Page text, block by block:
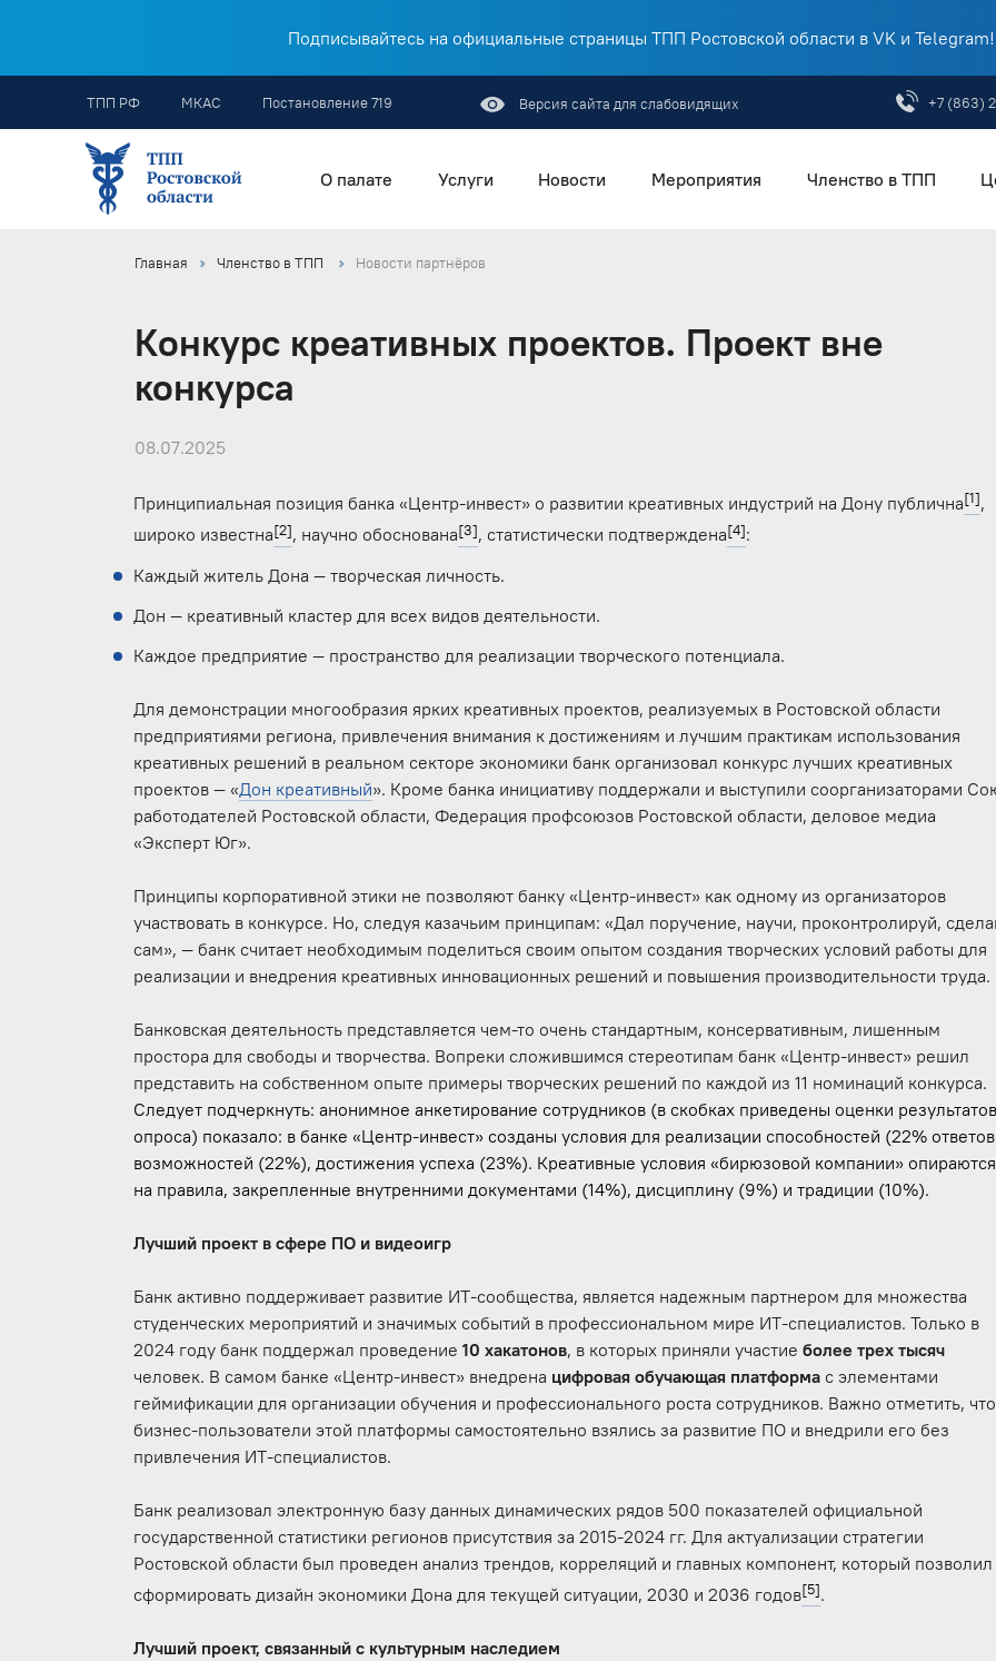
Подписывайтесь на официальные страницы ТПП Ростовской области в VK и
ТПП РФ МКАС Постановление 719 Версия сайта для слабовидящих +7 (863)
О палате Услуги Новости Мероприятия Членство в ТПП
Главная Членство в ТПП Новости партнёров
Конкурс креативных проектов. Проект вне
конкурса
08.07.2025
Принципиальная позиция банка «Центр-инвест» о развитии креативных индустрий на Дону публична[1],
широко известна[2], научно обоснована[3], статистически подтверждена[4]:
Каждый житель Дона — творческая личность.
Дон — креативный кластер для всех видов деятельности.
Каждое предприятие — пространство для реализации творческого потенциала.
Для демонстрации многообразия ярких креативных проектов, реализуемых в Ростовской области
предприятиями региона, привлечения внимания к достижениям и лучшим практикам использования
креативных решений в реальном секторе экономики банк организовал конкурс лучших креативных
проектов — «Дон креативный». Кроме банка инициативу поддержали и выступили соорганизаторами
работодателей Ростовской области, Федерация профсоюзов Ростовской области, деловое медиа
«Эксперт Юг».
Принципы корпоративной этики не позволяют банку «Центр-инвест» как одному из организаторов
участвовать в конкурсе. Но, следуя казачьим принципам: «Дал поручение, научи, проконтролируй,
сам», — банк считает необходимым поделиться своим опытом создания творческих условий работы для
реализации и внедрения креативных инновационных решений и повышения производительности труда.
Банковская деятельность представляется чем-то очень стандартным, консервативным, лишенным
простора для свободы и творчества. Вопреки сложившимся стереотипам банк «Центр-инвест» решил
представить на собственном опыте примеры творческих решений по каждой из 11 номинаций конкурса.
Следует подчеркнуть: анонимное анкетирование сотрудников (в скобках приведены оценки
опроса) показало: в банке «Центр-инвест» созданы условия для реализации способностей (22%
возможностей (22%), достижения успеха (23%). Креативные условия «бирюзовой компании» опираются
на правила, закрепленные внутренними документами (14%), дисциплину (9%) и традиции (10%).
Лучший проект в сфере ПО и видеоигр
Банк активно поддерживает развитие ИТ-сообщества, является надежным партнером для множества
студенческих мероприятий и значимых событий в профессиональном мире ИТ-специалистов. Только в
2024 году банк поддержал проведение10 хакатонов, в которых приняли участиеболее трех тысяч
человек. В самом банке «Центр-инвест» внедрена цифровая обучающая платформа с элементами
геймификации для организации обучения и профессионального роста сотрудников. Важно отметить, что
бизнес-пользователи этой платформы самостоятельно взялись за развитие ПО и внедрили его без
привлечения ИТ-специалистов.
Банк реализовал электронную базу данных динамических рядов 500 показателей официальной
государственной статистики регионов присутствия за 2015-2024 гг. Для актуализации стратегии
Ростовской области был проведен анализ трендов, корреляций и главных компонент, который позволил
сформировать дизайн экономики Дона для текущей ситуации, 2030 и 2036 годов[5].
Лучший проект, связанный с культурным наследием